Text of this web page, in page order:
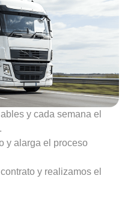
y cada semana el
y alarga el proceso
y realizamos el